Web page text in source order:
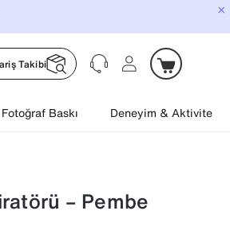
×
Takibi
Fotoğraf Baskı Deneyim & Aktivite
– Pembe